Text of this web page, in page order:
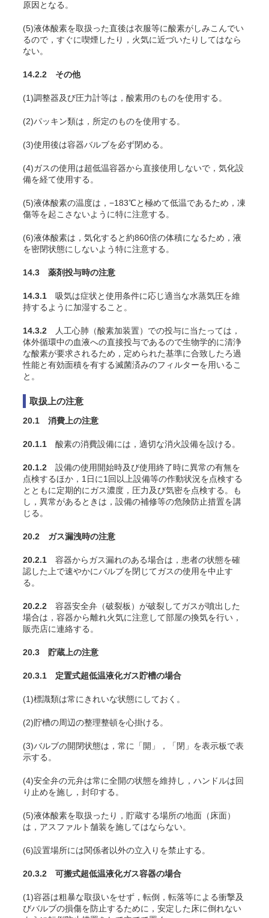
原因となる。
(5)液体酸素を取扱った直後は衣服等に酸素がしみこんでい
るので，すぐに喫煙したり，火気に近づいたりしてはなら
ない。
14.2.2 その他
(1)調整器及び圧力計等は，酸素用のものを使用する。
(2)パッキン類は，所定のものを使用する。
(3)使用後は容器バルブを必ず閉める。
(4)ガスの使用は超低温容器から直接使用しないで，気化設
備を経て使用する。
(5)液体酸素の温度は，−183℃と極めて低温であるため，凍
傷等を起こさないように特に注意する。
(6)液体酸素は，気化すると約860倍の体積になるため，液
を密閉状態にしないよう特に注意する。
14.3 薬剤投与時の注意
14.3.1 吸気は症状と使用条件に応じ適当な水蒸気圧を維
持するように加湿すること 。
14.3.2 人工心肺（酸素加装置）での投与に当たっては，
体外循環中の血液への直接投与であるので生物学的に清浄
な酸素が要求されるため，定められた基準に合致したろ過
性能と有効面積を有する滅菌済みのフィルターを用いるこ
と。
取扱上の注意
20.1 消費上の注意
20.1.1 酸素の消費設備には，適切な消火設備を設ける。
20.1.2 設備の使用開始時及び使用終了時に異常の有無を
点検するほか，1日に1回以上設備等の作動状況を点検する
とともに定期的にガス濃度，圧力及び気密を点検する。も
し，異常があるときは，設備の補修等の危険防止措置を講
じる。
20.2 ガス漏洩時の注意
20.2.1 容器からガス漏れのある場合は，患者の状態を確
認した上で速やかにバルブを閉じてガスの使用を中止す
る。
20.2.2 容器安全弁（破裂板）が破裂してガスが噴出した
場合は，容器から離れ火気に注意して部屋の換気を行い，
販売店に連絡する。
20.3 貯蔵上の注意
20.3.1 定置式超低温液化ガス貯槽の場合
(1)標識類は常にきれいな状態にしておく。
(2)貯槽の周辺の整理整頓を心掛ける。
(3)バルブの開閉状態は，常に「開」，「閉」を表示板で表
示する。
(4)安全弁の元弁は常に全開の状態を維持し，ハンドルは回
り止めを施し，封印する。
(5)液体酸素を取扱ったり，貯蔵する場所の地面（床面）
は，アスファルト舗装を施してはならない。
(6)設置場所には関係者以外の立入りを禁止する。
20.3.2 可搬式超低温液化ガス容器の場合
(1)容器は粗暴な取扱いをせず，転倒，転落等による衝撃及
びバルブの損傷を防止するために，安定した床に倒れない